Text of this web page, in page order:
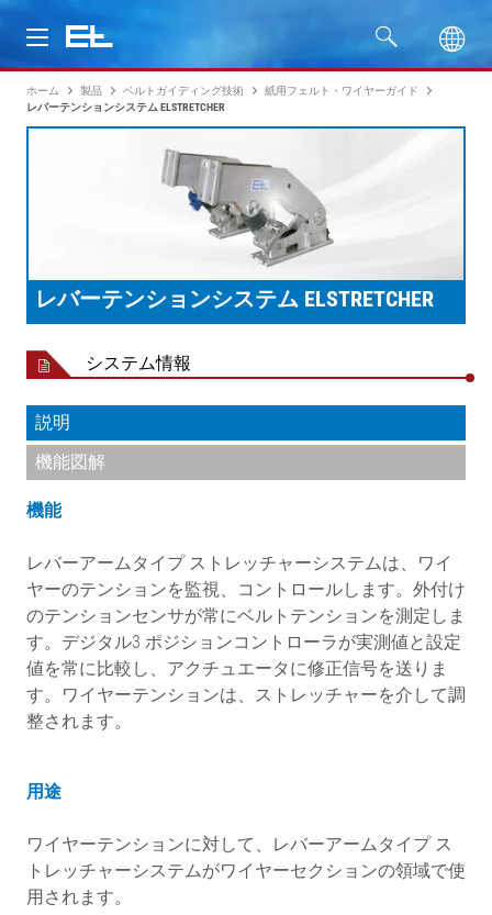
製品
会社名
ホーム 製品 ベルトガイディング技術
紙用フェルト・ワイヤーガイド
レバーテンションシステム ELSTRETCHER
レバーテンションシステム ELSTRETCHER
システム情報
説明
機能図解
機能
レバーアームタイプ ストレッチャーシステムは、ワイ
ヤーのテンションを監視、コントロールします。外付け
のテンションセンサが常にベルトテンションを測定しま
す。デジタル3 ポジションコントローラが実測値と設定
値を常に比較し、アクチュエータに修正信号を送りま
す。ワイヤーテンションは、ストレッチャーを介して調
整されます。
用途
ワイヤーテンションに対して、レバーアームタイプ ス
トレッチャーシステムがワイヤーセクションの領域で使
用されます。